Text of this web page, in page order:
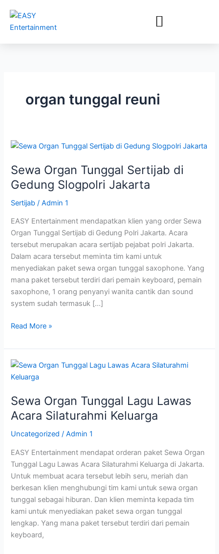
konten
organ tunggal reuni
Sewa Organ Tunggal Sertijab di
Gedung Slogpolri Jakarta
Sertijab /Admin 1
EASY Entertainment mendapatkan klien yang order Sewa
Organ Tunggal Sertijab di Gedung Polri Jakarta. Acara
tersebut merupakan acara sertijab pejabat polri Jakarta.
Dalam acara tersebut meminta tim kami untuk
menyediakan paket sewa organ tunggal saxophone. Yang
mana paket tersebut terdiri dari pemain keyboard, pemain
saxophone, 1 orang penyanyi wanita cantik dan sound
system sudah termasuk […]
Sewa
Tunggal
Sertijab
di
Gedung
Read More »
Sewa Organ Tunggal Lagu Lawas
Acara Silaturahmi Keluarga
Uncategorized /Admin 1
EASY Entertainment mendapat orderan paket Sewa Organ
Tunggal Lagu Lawas Acara Silaturahmi Keluarga di Jakarta.
Untuk membuat acara tersebut lebih seru, meriah dan
berkesan klien menghubungi tim kami untuk sewa organ
tunggal sebagai hiburan. Dan klien meminta kepada tim
kami untuk menyediakan paket sewa organ tunggal
lengkap. Yang mana paket tersebut terdiri dari pemain
keyboard,
Sewa
Organ
Lagu
Lawas
Silaturahmi